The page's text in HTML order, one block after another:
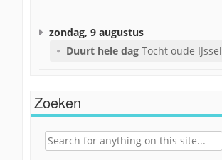
zondag, 9 augustus
Duurt hele dag Tocht oude IJssel
Zoeken
Search